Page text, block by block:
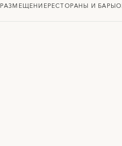
РАЗМЕЩЕНИЕРЕСТОРАНЫ И БАРЫ